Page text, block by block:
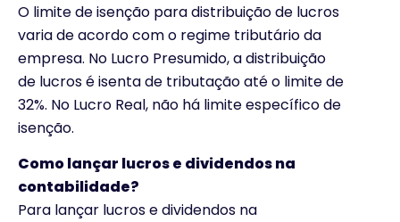
O limite de isenção para distribuição de lucros
varia de acordo com o regime tributário da
empresa. No Lucro Presumido, a distribuição
de lucros é isenta de tributação até o limite de
32%. No Lucro Real, não há limite específico de
isenção.
Como lançar lucros e dividendos na
contabilidade?
Para lançar lucros e dividendos na